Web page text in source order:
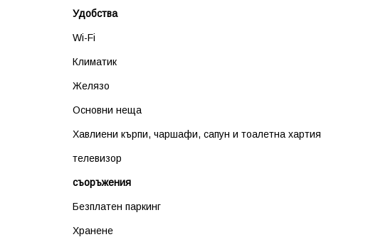
Удобства
Wi-Fi
Климатик
Желязо
Основни неща
Хавлиени кърпи, чаршафи, сапун и тоалетна хартия
телевизор
съоръжения
Безплатен паркинг
Хранене